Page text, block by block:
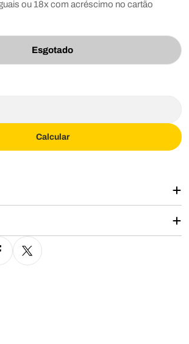
ou 18x com acréscimo no cartão
Esgotado
Calcular